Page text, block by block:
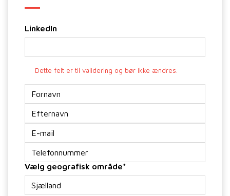
LinkedIn
Dette felt er til validering og bør ikke ændres.
mail*
Vælg geografisk område*